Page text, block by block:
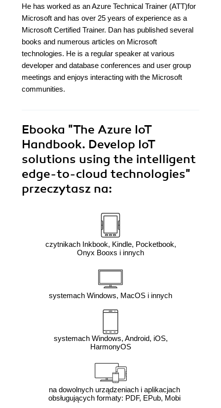
He has worked as an Azure Technical Trainer (ATT)for
Microsoft and has over 25 years of experience as a
Microsoft Certified Trainer. Dan has published several
books and numerous articles on Microsoft
technologies. He is a regular speaker at various
developer and database conferences and user group
meetings and enjoys interacting with the Microsoft
communities.
Ebooka "The Azure IoT
Handbook. Develop IoT
solutions using the intelligent
edge-to-cloud technologies"
przeczytasz na:
czytnikach Inkbook, Kindle, Pocketbook,
Onyx Booxs i innych
systemach Windows, MacOS i innych
systemach Windows, Android, iOS,
HarmonyOS
na dowolnych urządzeniach i aplikacjach
obsługujących formaty: PDF, EPub, Mobi